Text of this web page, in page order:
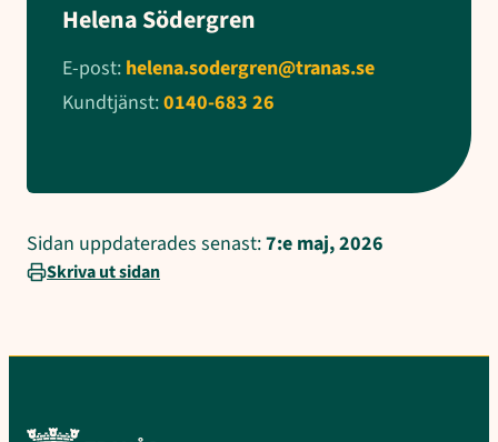
Helena Södergren
E-post: helena.sodergren@tranas.se
Kundtjänst:0140-683 26
Sidan uppdaterades senast:7:e maj, 2026
Skriva ut sidan